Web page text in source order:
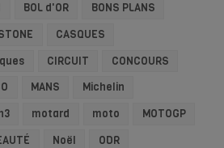
BOL d'OR
BONS PLANS
CASQUES
CIRCUIT
CONCOURS
MANS
Michelin
motard moto
MOTOGP
Noël
ODR